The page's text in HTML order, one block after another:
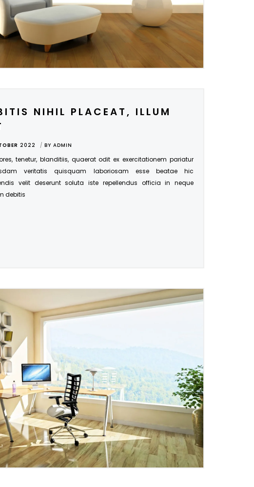
NIHIL PLACEAT, ILLUM
2022 BY ADMIN
tenetur, blanditiis, quaerat odit ex exercitationem pariatur
veritatis quisquam laboriosam esse beatae hic
velit deserunt soluta iste repellendus officia in neque
debitis